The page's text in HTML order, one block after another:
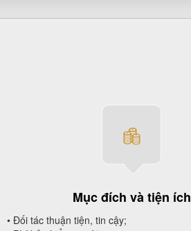
Mục đích và tiện ích
• Đối tác thuận tiện, tin cậy;